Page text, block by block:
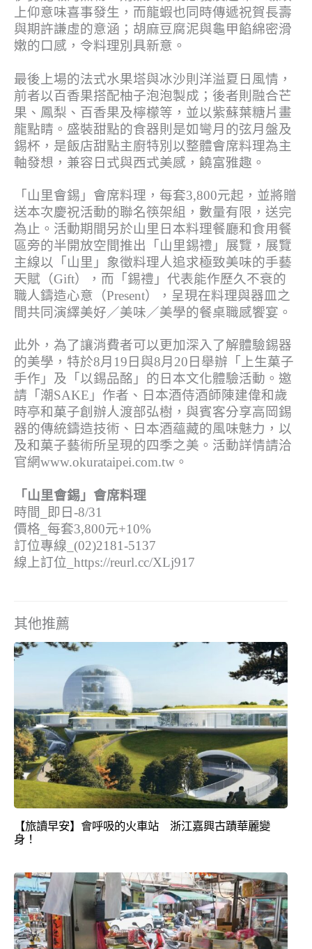
上仰意味喜事發生，而龍蝦也同時傳遞祝賀長壽
與期許謙虛的意涵；胡麻豆腐泥與龜甲餡綿密滑
嫩的口感，令料理別具新意。
最後上場的法式水果塔與冰沙則洋溢夏日風情，
前者以百香果搭配柚子泡泡製成；後者則融合芒
果、鳳梨、百香果及檸檬等，並以紫蘇葉糖片畫
龍點睛。盛裝甜點的食器則是如彎月的弦月盤及
錫杯，是飯店甜點主廚特別以整體會席料理為主
軸發想，兼容日式與西式美感，饒富雅趣。
「山里會錫」會席料理，每套3,800元起，並將贈
送本次慶祝活動的聯名筷架組，數量有限，送完
為止。活動期間另於山里日本料理餐廳和食用餐
區旁的半開放空間推出「山里錫禮」展覽，展覽
主線以「山里」象徵料理人追求極致美味的手藝
天賦（Gift），而「錫禮」代表能作歷久不衰的
職人鑄造心意（Present），呈現在料理與器皿之
間共同演繹美好／美味／美學的餐桌職感饗宴。
此外，為了讓消費者可以更加深入了解體驗錫器
的美學，特於8月19日與8月20日舉辦「上生菓子
手作」及「以錫品酩」的日本文化體驗活動。邀
請「潮SAKE」作者、日本酒侍酒師陳建偉和歲
時亭和菓子創辦人渡部弘樹，與賓客分享高岡錫
器的傳統鑄造技術、日本酒蘊藏的風味魅力，以
及和菓子藝術所呈現的四季之美。活動詳情請洽
官網www.okurataipei.com.tw。
「山里會錫」會席料理
時間_即日-8/31
價格_每套3,800元+10%
訂位專線_(02)2181-5137
線上訂位_https://reurl.cc/XLj917
其他推薦
【旅讀早安】會呼吸的火車站 浙江嘉興古蹟華麗變
身！